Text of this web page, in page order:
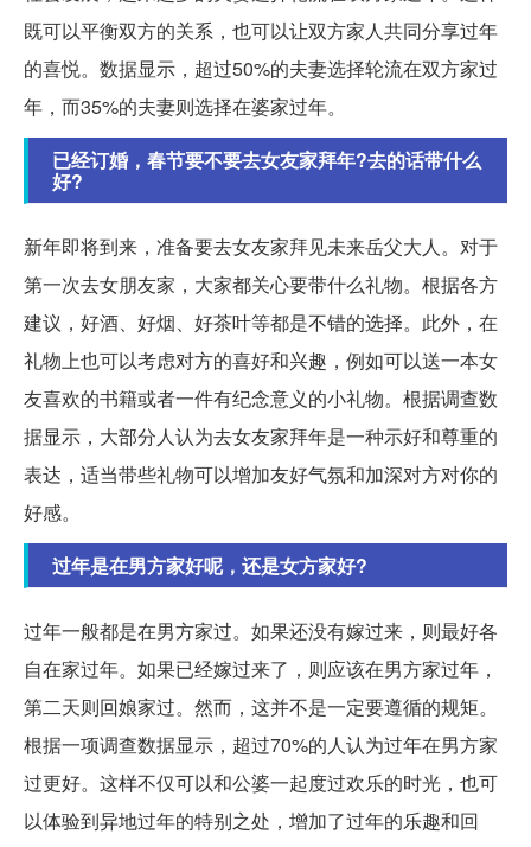
既可以平衡双方的关系，也可以让双方家人共同分享过年
的喜悦。数据显示，超过50%的夫妻选择轮流在双方家过
年，而35%的夫妻则选择在婆家过年。
已经订婚，春节要不要去女友家拜年?去的话带什么
好?
新年即将到来，准备要去女友家拜见未来岳父大人。对于
第一次去女朋友家，大家都关心要带什么礼物。根据各方
建议，好酒、好烟、好茶叶等都是不错的选择。此外，在
礼物上也可以考虑对方的喜好和兴趣，例如可以送一本女
友喜欢的书籍或者一件有纪念意义的小礼物。根据调查数
据显示，大部分人认为去女友家拜年是一种示好和尊重的
表达，适当带些礼物可以增加友好气氛和加深对方对你的
好感。
过年是在男方家好呢，还是女方家好?
过年一般都是在男方家过。如果还没有嫁过来，则最好各
自在家过年。如果已经嫁过来了，则应该在男方家过年，
第二天则回娘家过。然而，这并不是一定要遵循的规矩。
根据一项调查数据显示，超过70%的人认为过年在男方家
过更好。这样不仅可以和公婆一起度过欢乐的时光，也可
以体验到异地过年的特别之处，增加了过年的乐趣和回